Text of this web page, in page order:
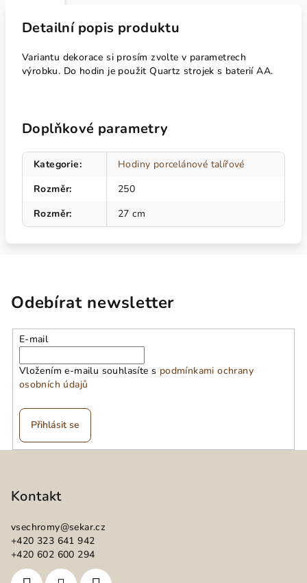
Detailní popis produktu
Variantu dekorace si prosím zvolte v parametrech
výrobku. Do hodin je použit Quartz strojek s baterií AA.
Doplňkové parametry
Kategorie:
Hodiny porcelánové talířové
Rozměr:
250
Rozměr: 27 cm
Odebírat newsletter
E-mail
Vložením e-mailu souhlasíte s podmínkami ochrany
osobních údajů
Přihlásit se
Kontakt
vsechromy@sekar.cz
+420 323 641 942
+420 602 600 294